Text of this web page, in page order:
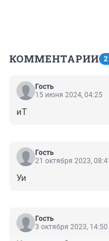
КОММЕНТАРИИ
Гость
15 июня 2024, 04:25
иТ
Гость
21 октября 2023, 08:41
Уи
Гость
3 октября 2023, 14:50